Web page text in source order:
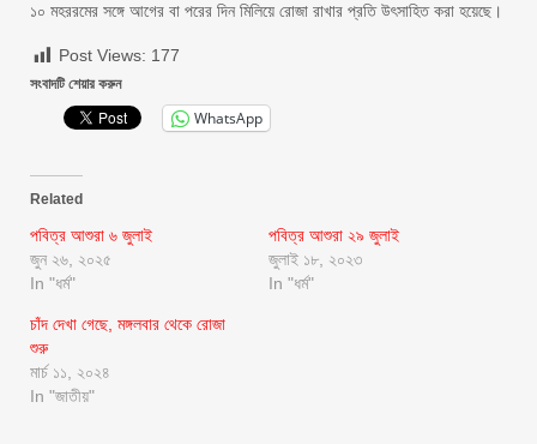
১০ মহররমের সঙ্গে আগের বা পরের দিন মিলিয়ে রোজা রাখার প্রতি উৎসাহিত করা হয়েছে।
Post Views: 177
সংবাদটি শেয়ার করুন
WhatsApp
Related
পবিত্র আশুরা ৬ জুলাই
জুন ২৬, ২০২৫
In "ধর্ম"
পবিত্র আশুরা ২৯ জুলাই
জুলাই ১৮, ২০২৩
In "ধর্ম"
চাঁদ দেখা গেছে, মঙ্গলবার থেকে রোজা
শুরু
মার্চ ১১, ২০২৪
In "জাতীয়"